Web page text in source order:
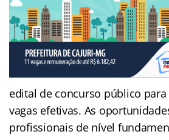
edital de concurso público
vagas efetivas. As
profissionais de nível